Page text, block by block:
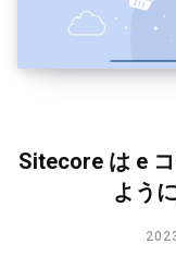
Sitecore は e
よう